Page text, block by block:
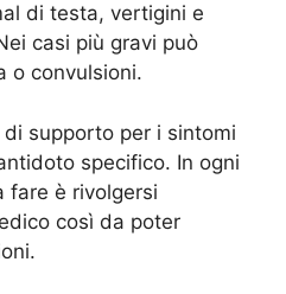
di testa, vertigini e
casi più gravi può
o convulsioni.
supporto per i sintomi
specifico. In ogni
fare è rivolgersi
così da poter